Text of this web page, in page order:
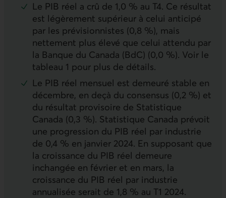
Le PIB réel a crû de 1,0 % au T4. Ce résultat
est légèrement supérieur à celui anticipé
par les prévisionnistes (0,8 %), mais
nettement plus élevé que celui attendu par
la Banque du Canada (BdC) (0,0 %). Voir le
tableau 1 pour plus de détails.
Le PIB réel mensuel est demeuré stable en
décembre, en deçà du consensus (0,2 %) et
du résultat provisoire de Statistique
Canada (0,3 %). Statistique Canada prévoit
une progression du PIB réel par industrie
de 0,4 % en janvier 2024. En supposant que
la croissance du PIB réel demeure
inchangée en février et en mars, la
croissance du PIB réel par industrie
annualisée serait de 1,8 % au T1 2024.